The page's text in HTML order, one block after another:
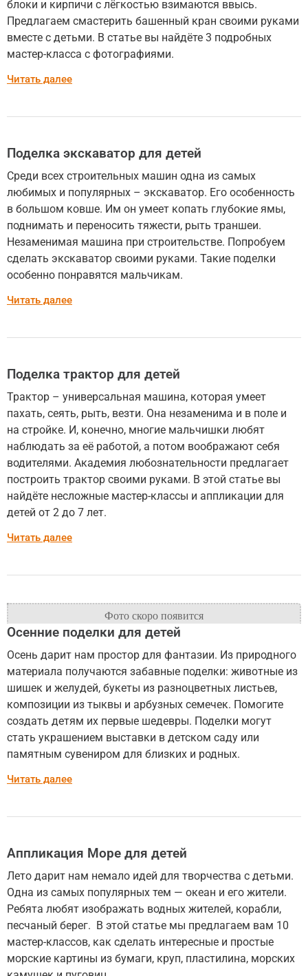
блоки и кирпичи с лёгкостью взимаются ввысь.
Предлагаем смастерить башенный кран своими руками
вместе с детьми. В статье вы найдёте 3 подробных
мастер-класса с фотографиями.
Читать далее
Поделка экскаватор для детей
Среди всех строительных машин одна из самых
любимых и популярных – экскаватор. Его особенность
в большом ковше. Им он умеет копать глубокие ямы,
поднимать и переносить тяжести, рыть траншеи.
Незаменимая машина при строительстве. Попробуем
сделать экскаватор своими руками. Такие поделки
особенно понравятся мальчикам.
Читать далее
Поделка трактор для детей
Трактор – универсальная машина, которая умеет
пахать, сеять, рыть, везти. Она незаменима и в поле и
на стройке. И, конечно, многие мальчишки любят
наблюдать за её работой, а потом воображают себя
водителями. Академия любознательности предлагает
построить трактор своими руками. В этой статье вы
найдёте несложные мастер-классы и аппликации для
детей от 2 до 7 лет.
Читать далее
Осенние поделки для детей
Осень дарит нам простор для фантазии. Из природного
материала получаются забавные поделки: животные из
шишек и желудей, букеты из разноцветных листьев,
композиции из тыквы и арбузных семечек. Помогите
создать детям их первые шедевры. Поделки могут
стать украшением выставки в детском саду или
памятным сувениром для близких и родных.
Читать далее
Аппликация Море для детей
Лето дарит нам немало идей для творчества с детьми.
Одна из самых популярных тем — океан и его жители.
Ребята любят изображать водных жителей, корабли,
песчаный берег. В этой статье мы предлагаем вам 10
мастер-классов, как сделать интересные и простые
морские картины из бумаги, круп, пластилина, морских